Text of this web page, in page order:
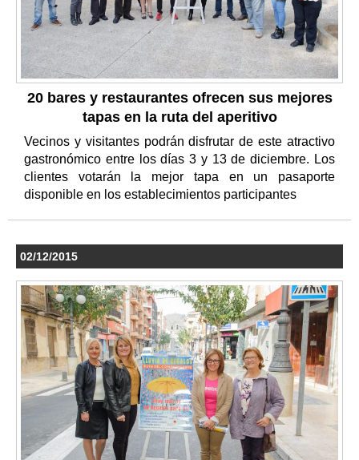
20 bares y restaurantes ofrecen sus mejores
tapas en la ruta del aperitivo
Vecinos y visitantes podrán disfrutar de este atractivo
gastronómico entre los días 3 y 13 de diciembre. Los
clientes votarán la mejor tapa en un pasaporte
disponible en los establecimientos participantes
02/12/2015